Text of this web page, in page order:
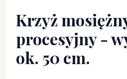
Krzyż
procesyjny -
ok. 50 cm.